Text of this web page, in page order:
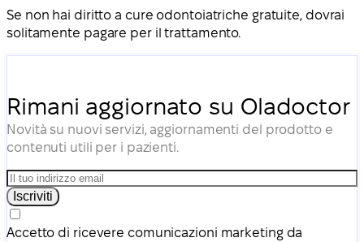
Se non hai diritto a cure odontoiatriche gratuite, dovrai
solitamente pagare per il trattamento.
Rimani aggiornato su Oladoctor
Novità su nuovi servizi, aggiornamenti del prodotto e
contenuti utili per i pazienti.
Iscriviti
Accetto di ricevere comunicazioni marketing da